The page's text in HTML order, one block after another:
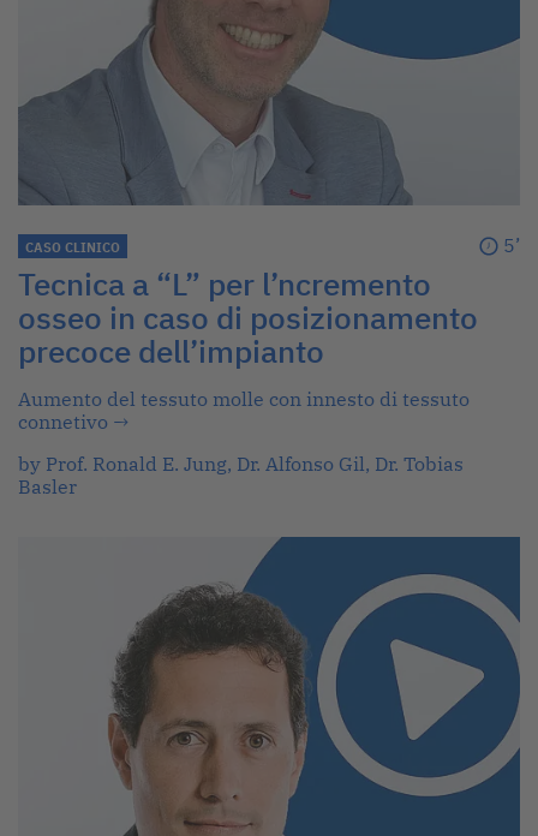
CASO CLINICO 5’
Tecnica a “L” per l’ncremento
osseo in caso di posizionamento
precoce dell’impianto
Aumento del tessuto molle con innesto di tessuto
connetivo →
by Prof. Ronald E. Jung, Dr. Alfonso Gil, Dr. Tobias
Basler